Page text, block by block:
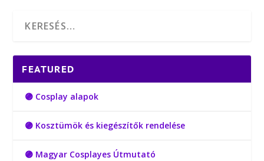
FEATURED
🟣 Cosplay alapok
🟣 Kosztümök és kiegészítők rendelése
🟣 Magyar Cosplayes Útmutató